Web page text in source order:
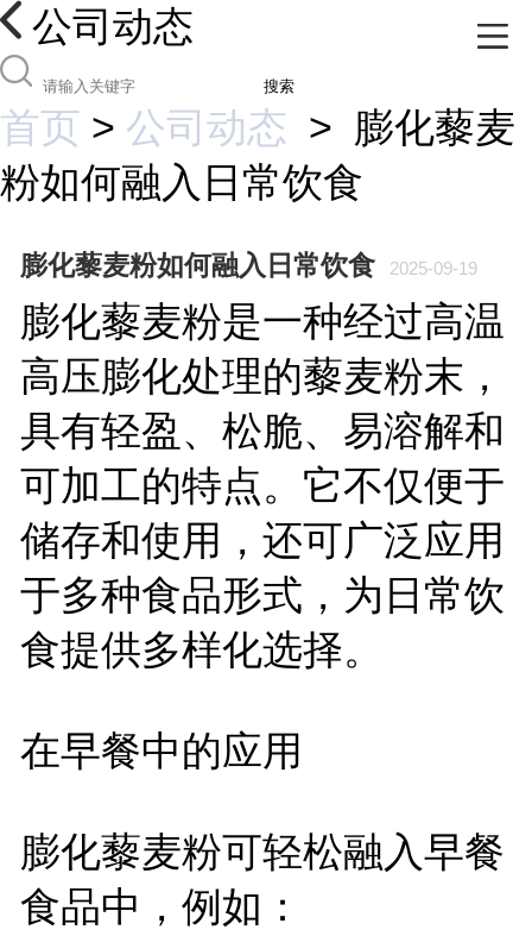
公司动态
搜索
首页 > 公司动态 > 膨化藜麦
粉如何融入日常饮食
膨化藜麦粉如何融入日常饮食 2025-09-19
膨化藜麦粉是一种经过高温
高压膨化处理的藜麦粉末，
具有轻盈、松脆、易溶解和
可加工的特点。它不仅便于
储存和使用，还可广泛应用
于多种食品形式，为日常饮
食提供多样化选择。
在早餐中的应用
膨化藜麦粉可轻松融入早餐
食品中，例如：